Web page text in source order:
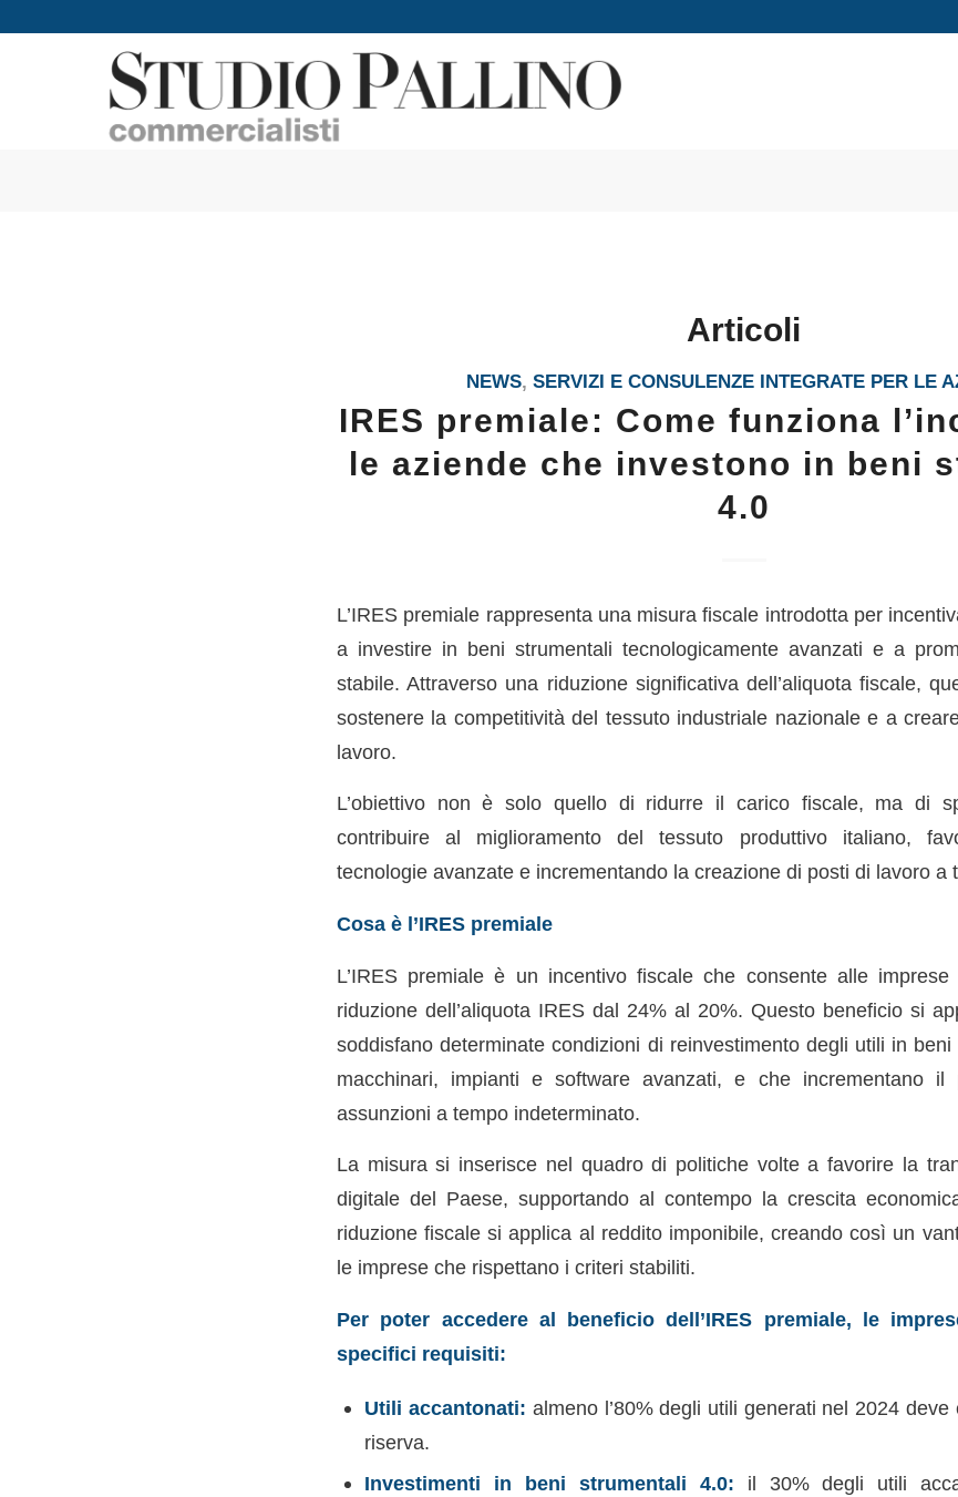
Articoli
NEWS, SERVIZI E CONSULENZE INTEGRATE PER LE
IRES premiale: Come funziona
le aziende che investono in beni
4.0
L’IRES premiale rappresenta una misura fiscale introdotta per
a investire in beni strumentali tecnologicamente avanzati e a
stabile. Attraverso una riduzione significativa dell’aliquota fiscale,
sostenere la competitività del tessuto industriale nazionale e a
lavoro.
L’obiettivo non è solo quello di ridurre il carico fiscale, ma di
contribuire al miglioramento del tessuto produttivo italiano,
tecnologie avanzate e incrementando la creazione di posti di lavoro a
Cosa è l’IRES premiale
L’IRES premiale è un incentivo fiscale che consente alle
riduzione dell’aliquota IRES dal 24% al 20%. Questo beneficio si
soddisfano determinate condizioni di reinvestimento degli utili in
macchinari, impianti e software avanzati, e che incrementano il
assunzioni a tempo indeterminato.
La misura si inserisce nel quadro di politiche volte a favorire la
digitale del Paese, supportando al contempo la crescita
riduzione fiscale si applica al reddito imponibile, creando così un
le imprese che rispettano i criteri stabiliti.
Per poter accedere al beneficio dell’IRES premiale, le
specifici requisiti:
Utili accantonati: almeno l’80% degli utili generati nel 2024
riserva.
Investimenti in beni strumentali 4.0: il 30% degli utili